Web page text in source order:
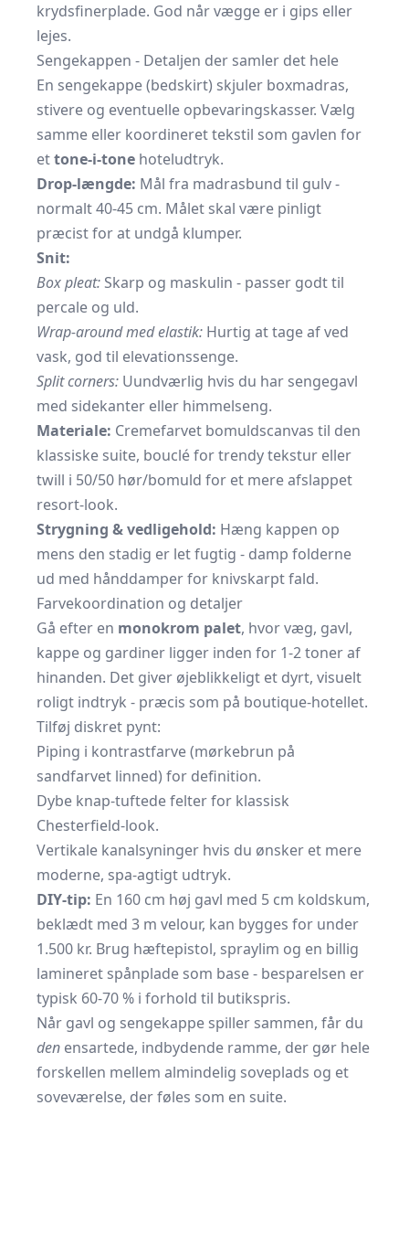
krydsfinerplade. God når vægge er i gips eller
lejes.
Sengekappen - Detaljen der samler det hele
En sengekappe (bedskirt) skjuler boxmadras,
stivere og eventuelle opbevaringskasser. Vælg
samme eller koordineret tekstil som gavlen for
ettone-i-tone hoteludtryk.
Drop-længde: Mål fra madrasbund til gulv -
normalt 40-45 cm. Målet skal være pinligt
præcist for at undgå klumper.
Snit:
Box pleat: Skarp og maskulin - passer godt til
percale og uld.
Wrap-around med elastik: Hurtig at tage af ved
vask, god til elevationssenge.
Split corners: Uundværlig hvis du har sengegavl
med sidekanter eller himmelseng.
Materiale: Cremefarvet bomuldscanvas til den
klassiske suite, bouclé for trendy tekstur eller
twill i 50/50 hør/bomuld for et mere afslappet
resort-look.
Strygning & vedligehold: Hæng kappen op
mens den stadig er let fugtig - damp folderne
ud med hånddamper for knivskarpt fald.
Farvekoordination og detaljer
Gå efter en monokrom palet, hvor væg, gavl,
kappe og gardiner ligger inden for 1-2 toner af
hinanden. Det giver øjeblikkeligt et dyrt, visuelt
roligt indtryk - præcis som på boutique-hotellet.
Tilføj diskret pynt:
Piping i kontrastfarve (mørkebrun på
sandfarvet linned) for definition.
Dybe knap-tuftede felter for klassisk
Chesterfield-look.
Vertikale kanalsyninger hvis du ønsker et mere
moderne, spa-agtigt udtryk.
DIY-tip: En 160 cm høj gavl med 5 cm koldskum,
beklædt med 3 m velour, kan bygges for under
1.500 kr. Brug hæftepistol, spraylim og en billig
lamineret spånplade som base - besparelsen er
typisk 60-70 % i forhold til butikspris.
Når gavl og sengekappe spiller sammen, får du
den ensartede, indbydende ramme, der gør hele
forskellen mellem almindelig soveplads og et
soveværelse, der føles som en suite.